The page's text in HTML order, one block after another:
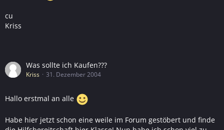
cu
Kriss
Was sollte ich Kaufen???
Kriss 31. Dezember 2004
Hallo erstmal an alle
Habe hier jetzt schon eine weile im Forum gestöbert und finde